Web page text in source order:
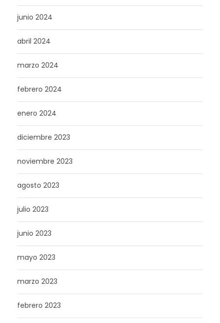
junio 2024
abril 2024
marzo 2024
febrero 2024
enero 2024
diciembre 2023
noviembre 2023
agosto 2023
julio 2023
junio 2023
mayo 2023
marzo 2023
febrero 2023